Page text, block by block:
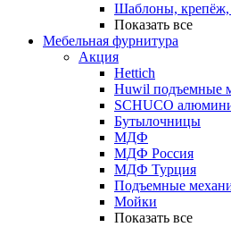
Шаблоны, крепёж,
Показать все
Мебельная фурнитура
Акция
Hettich
Huwil подъемные
SCHUCO
Бутылочницы
МДФ
МДФ Россия
МДФ Турция
Подъемные
Мойки
Показать все